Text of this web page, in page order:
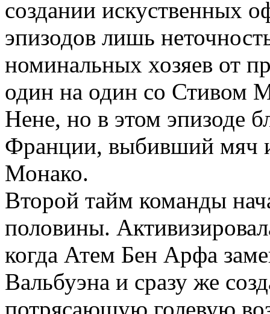
создании искуственных
эпизодов лишь
номинальных хозяев от
один на один со Стивом
Нене, но в этом эпизоде
Франции, выбивший мяч
Монако.
Второй тайм команды
половины.
когда Атем Бен Арфа
Вальбуэна и сразу же
потрясающую голевую